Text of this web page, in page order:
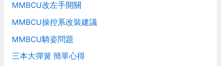
MMBCU改左手開關
MMBCU操控系改裝建議
MMBCU騎姿問題
三本大彈簧 簡單心得